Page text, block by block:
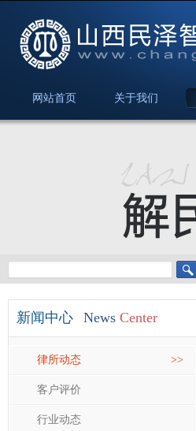
网站首页 关于我们
新闻中心 News Center
律所动态 >>
客户评价
行业动态